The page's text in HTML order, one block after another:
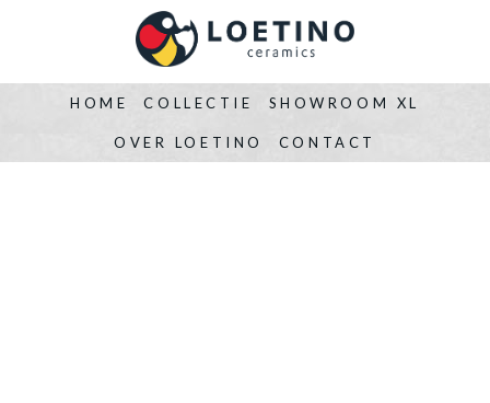
HOME COLLECTIE SHOWROOM XL
OVER LOETINO CONTACT